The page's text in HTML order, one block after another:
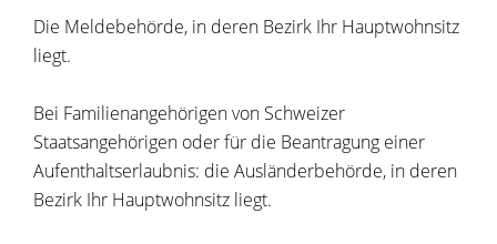
Die Meldebehörde, in deren Bezirk Ihr Hauptwohnsitz
liegt.
Bei Familienangehörigen von Schweizer
Staatsangehörigen oder für die Beantragung einer
Aufenthaltserlaubnis: die Ausländerbehörde, in deren
Bezirk Ihr Hauptwohnsitz liegt.